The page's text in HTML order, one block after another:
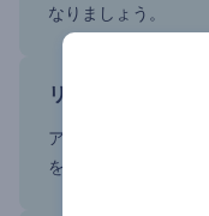
なりましょう。
リードする人にな
アニメーションのテ
を変えましょう。